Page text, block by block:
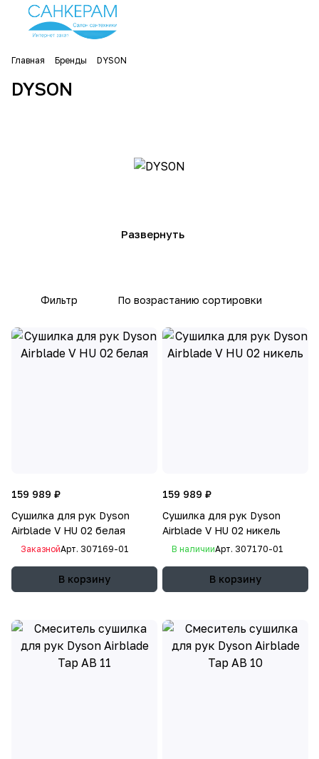
Главная Бренды DYSON
DYSON
Фильтр По возрастанию сортировки
159 989 ₽
Сушилка для рук Dyson
Airblade V HU 02 белая
ЗаказнойАрт. 307169-01
В корзину
159 989 ₽
Сушилка для рук Dyson
Airblade V HU 02 никель
В наличииАрт. 307170-01
В корзину